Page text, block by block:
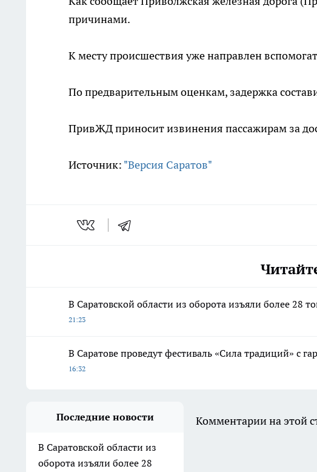
причинами.
К месту происшествия уже направлен
По предварительным оценкам, задержка
ПривЖД приносит извинения пассажирам за
Источник: "Версия Саратов"
В Саратовской области из оборота изъяли более 28
21:23
В Саратове проведут фестиваль «Сила традиций» с
16:32
Последние новости
В Саратовской области из
оборота изъяли более 28
Комментарии на этой